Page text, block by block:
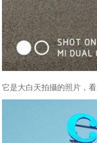
它是大白天拍攝的照片，